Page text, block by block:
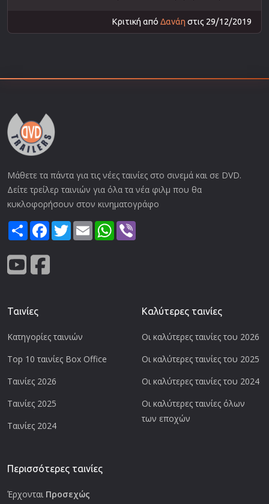
Κριτική από Δανάη στις 29/12/2019
Μάθετε τα πάντα για τις νέες ταινίες στο σινεμά και σε DVD.
Δείτε τρείλερ ταινιών για όλα τα νέα φιλμ που θα
κυκλοφορήσουν στον κινηματογράφο
ShareFacebook
TwitterEmail WhatsApp
Ταινίες
Κατηγορίες ταινιών
Top 10 ταινίες Box Office
Ταινίες 2026
Ταινίες 2025
Ταινίες 2024
Καλύτερες ταινίες
Οι καλύτερες ταινίες του 2026
Οι καλύτερες ταινίες του 2025
Οι καλύτερες ταινίες του 2024
Οι καλύτερες ταινίες όλων
των εποχών
Περισσότερες ταινίες
Έρχονται Προσεχώς